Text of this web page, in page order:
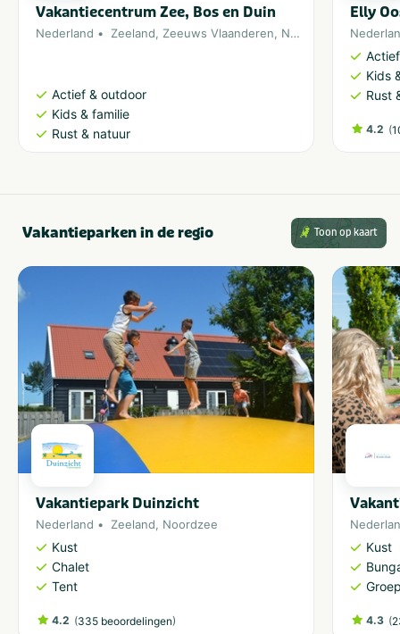
Vakantiecentrum Zee, Bos en Duin
Nederland Zeeland, Zeeuws Vlaanderen, Noordzee
Actief & outdoor
Kids & familie
Rust & natuur
Elly
Kids
Rust
4.2 (
Vakantieparken in de regio Toon op kaart
Vakantiepark Duinzicht
Nederland Zeeland, Noordzee
Kust
Chalet
Tent
4.2 (335 beoordelingen)
Kust
4.3 (